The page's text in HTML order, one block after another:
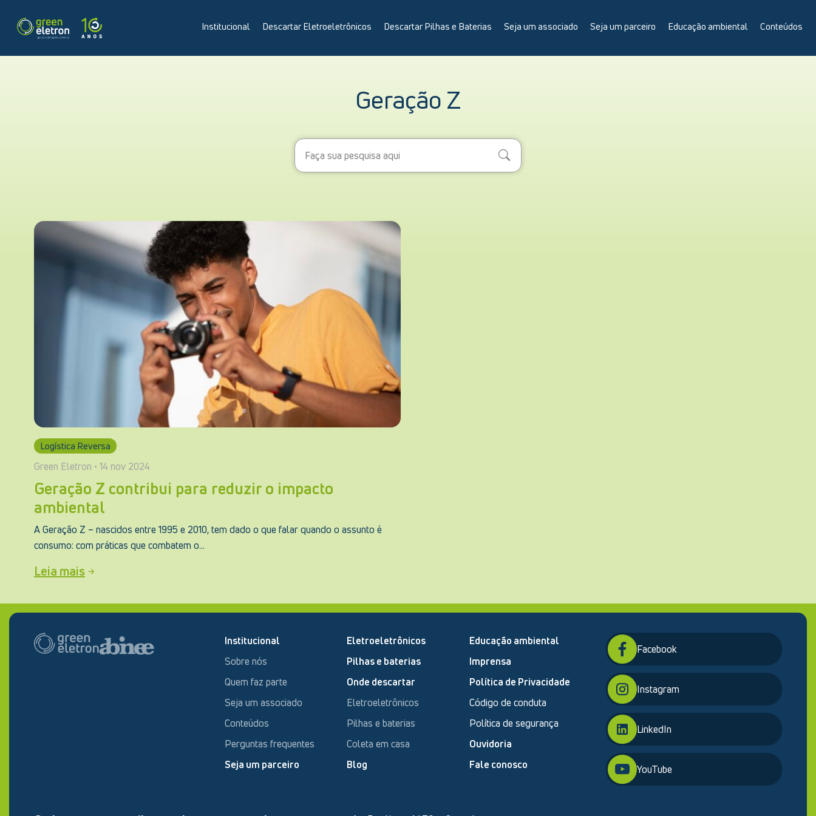
Institucional Descartar Eletroeletrônicos Descartar Pilhas e Baterias Seja um associado Seja um parceiro Educação ambiental Conteúdos
Geração Z
Search
Logística Reversa
Green Eletron • 14 nov 2024
Geração Z contribui para reduzir o impacto
ambiental
A Geração Z – nascidos entre 1995 e 2010, tem dado o que falar quando o assunto é
consumo: com práticas que combatem o...
Leia mais
Institucional
Sobre nós
Quem faz parte
Seja um associado
Conteúdos
Perguntas frequentes
Seja um parceiro
Eletroeletrônicos
Pilhas e baterias
Onde descartar
Eletroeletrônicos
Pilhas e baterias
Coleta em casa
Blog
Educação ambiental
Imprensa
Política de Privacidade
Código de conduta
Política de segurança
Ouvidoria
Fale conosco
Facebook
Instagram
LinkedIn
YouTube